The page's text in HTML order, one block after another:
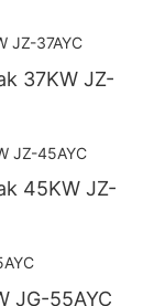
37KW JZ-
45KW JZ-
JG-55AYC